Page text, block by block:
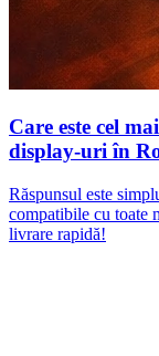
Care este cel
display-uri în
Răspunsul este
compatibile cu toate
livrare rapidă!